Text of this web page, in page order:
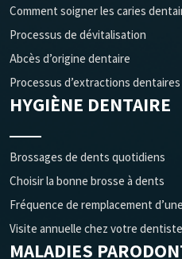
Comment soigner les caries
Processus de dévitalisation
Abcès d’origine dentaire
Processus d’extractions dentaires
HYGIÈNE DENTAIRE
Brossages de dents quotidiens
Choisir la bonne brosse à dents
Fréquence de remplacement
Visite annuelle chez votre dentiste
MALADIES